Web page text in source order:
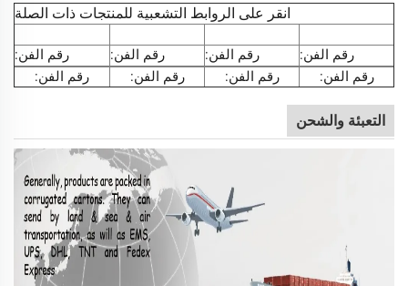
انقر على الروابط التشعبية للمنتجات ذات الصلة
رقم الفن: رقم الفن: رقم الفن:
رقم الفن:
رقم الفن:
رقم الفن: رقم الفن: رقم الفن:
التعبئة والشحن